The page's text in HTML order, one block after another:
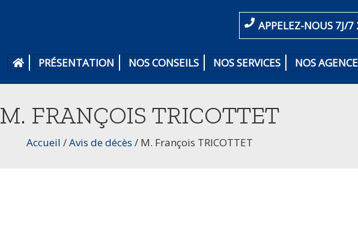
APPELEZ-NOUS 7J/
PRÉSENTATION NOS CONSEILS NOS SERVICES NOS
M. FRANÇOIS TRICOTTET
Accueil /Avis de décès / M. François TRICOTTET